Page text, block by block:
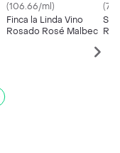
(106.66/ml)
Finca la Linda Vino
Rosado Rosé Malbec